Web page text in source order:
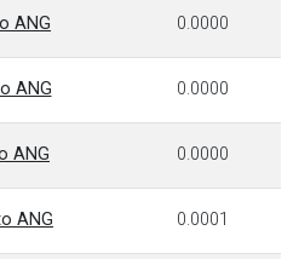
ANG 0.0000
ANG 0.0000
ANG 0.0000
ANG 0.0001